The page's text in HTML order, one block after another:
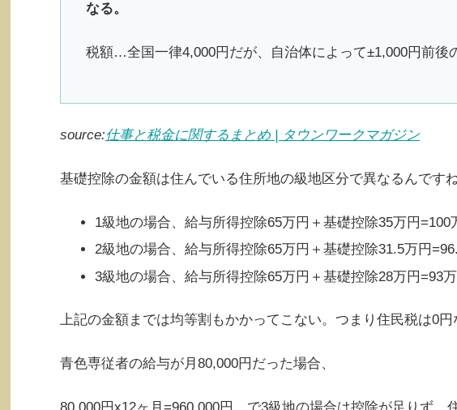
なる。
税額…全国一律4,000円だが、自治体によって±1,000円前後
source:仕事と税金に関するまとめ | タウンワークマガジン
基礎控除の金額は住んでいる住所地の級地区分で異なるんですね
1級地の場合、給与所得控除65万円＋基礎控除35万円=100
2級地の場合、給与所得控除65万円＋基礎控除31.5万円
3級地の場合、給与所得控除65万円＋基礎控除28万円=93万
上記の金額までは均等割もかかってこない。つまり住民税は0円
青色専従者の給与が月80,000円だった場合、